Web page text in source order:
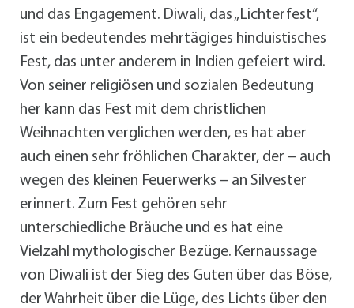
und das Engagement. Diwali, das „Lichterfest“,
ist ein bedeutendes mehrtägiges hinduistisches
Fest, das unter anderem in Indien gefeiert wird.
Von seiner religiösen und sozialen Bedeutung
her kann das Fest mit dem christlichen
Weihnachten verglichen werden, es hat aber
auch einen sehr fröhlichen Charakter, der – auch
wegen des kleinen Feuerwerks – an Silvester
erinnert. Zum Fest gehören sehr
unterschiedliche Bräuche und es hat eine
Vielzahl mythologischer Bezüge. Kernaussage
von Diwali ist der Sieg des Guten über das Böse,
der Wahrheit über die Lüge, des Lichts über den